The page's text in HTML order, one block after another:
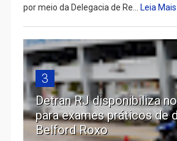
por meio da Delegacia de Re...
Leia Mais
3
Detran RJ disponibiliza
para exames práticos de
Belford Roxo